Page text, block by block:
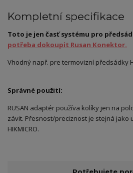
Kompletní specifikace
Toto je jen časť systému pro
potřeba dokoupit Rusan Konektor.
Vhodný např. pre termovizní předsádky
Správné použití:
RUSAN adaptér používa kolíky jen na
závit. Přesnost/preciznost je stejná jako
HIKMICRO.
Potřebujete